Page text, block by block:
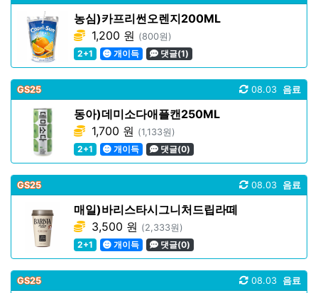
농심)카프리썬오렌지200ML
1,200 원 (800원)
2+1
개이득 댓글(1)
GS25 음료
08.03
동아)데미소다애플캔250ML
1,700 원 (1,133원)
2+1
개이득 댓글(0)
GS25 음료
08.03
매일)바리스타시그니처드립라떼
3,500 원 (2,333원)
2+1
개이득 댓글(0)
GS25 음료
08.03